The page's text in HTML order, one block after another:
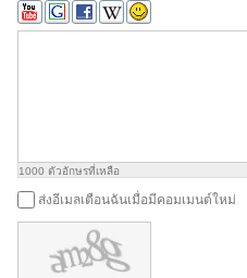
1000 ตัวอักษรที่เหลือ
ส่งอีเมลเตือนฉันเมื่อมีคอมเมนต์ใหม่